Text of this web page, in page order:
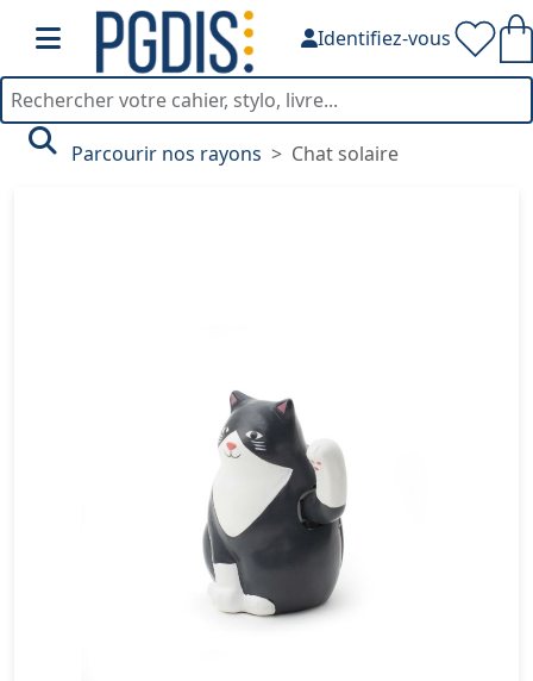
Identifiez-vous
Parcourir nos rayons Chat solaire